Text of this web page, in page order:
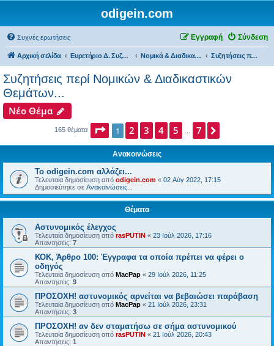
odigein.com
Συχνές ερωτήσεις Σύνδεση
Εγγραφή
Αρχική σελίδα Ευρετήριο Δ. Συζήτησης Νομικά & Διαδικαστικά θέματα, Καταγγελίες & Παράπονα... Συζητήσεις περί Νομικών & Διαδικαστικών Θεμάτων...
Συζητήσεις περί Νομικών & Διαδικαστικών
Θεμάτων...
Νέο Θέμα
165 θέματα Σελίδα 1από
1 2 3 4 5 7
Ανακοινώσεις
Το odigein.com αλλάζει...
Τελευταία δημοσίευση από odigein.com « 02 Αύγ 2022, 17:15
Δημοσιεύτηκε σε Ανακοινώσεις...
Θέματα
Αστυνομικός έλεγχος
Τελευταία δημοσίευση από rasPUTIN « 23 Ιούλ 2026, 17:16
Απαντήσεις: 7
ΚΟΚ, Άρθρο 100: Έγγραφα τα οποία πρέπει να φέρει ο
οδηγός
Τελευταία δημοσίευση από MacPap « 29 Ιούλ 2026, 11:25
Απαντήσεις: 9
ΠΡΟΣΟΧΗ! αστυνομικός αρνείται να βεβαιώσει παράβαση
Τελευταία δημοσίευση από MacPap « 21 Ιούλ 2026, 23:31
Απαντήσεις: 3
ΠΡΟΣΟΧΗ! αν δεν σταματήσω σε σήμα αστυνομικού
Τελευταία δημοσίευση από rasPUTIN « 21 Ιούλ 2026, 20:43
Απαντήσεις: 1